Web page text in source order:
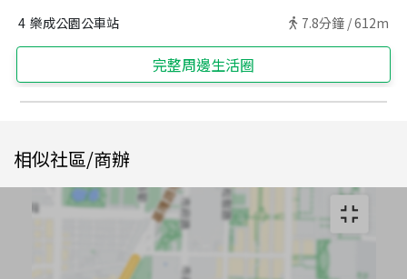
4 樂成公園公車站 7.8分鐘 /612m
完整周邊生活圈
相似社區/商辦